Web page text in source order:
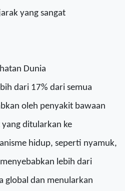
yang sangat
Dunia
dari 17% dari semua
oleh penyakit bawaan
ditularkan ke
hidup, seperti nyamuk,
menyebabkan lebih dari
global dan menularkan